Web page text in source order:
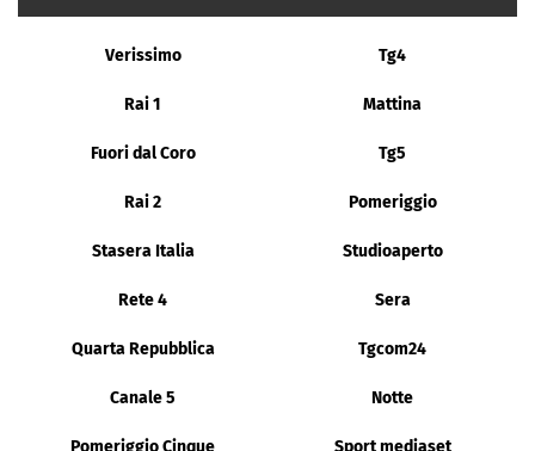
Verissimo Tg4
Rai 1 Mattina
Fuori dal Coro Tg5
Rai 2 Pomeriggio
Stasera Italia Studioaperto
Rete 4 Sera
Quarta Repubblica Tgcom24
Canale 5 Notte
Pomeriggio Cinque Sport mediaset